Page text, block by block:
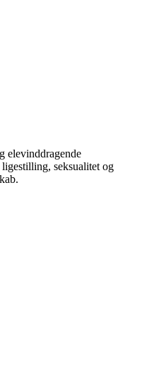
elevinddragende
seksualitet og